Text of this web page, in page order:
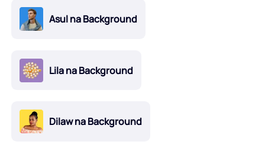
Asul na Background
Lila na Background
Dilaw na Background